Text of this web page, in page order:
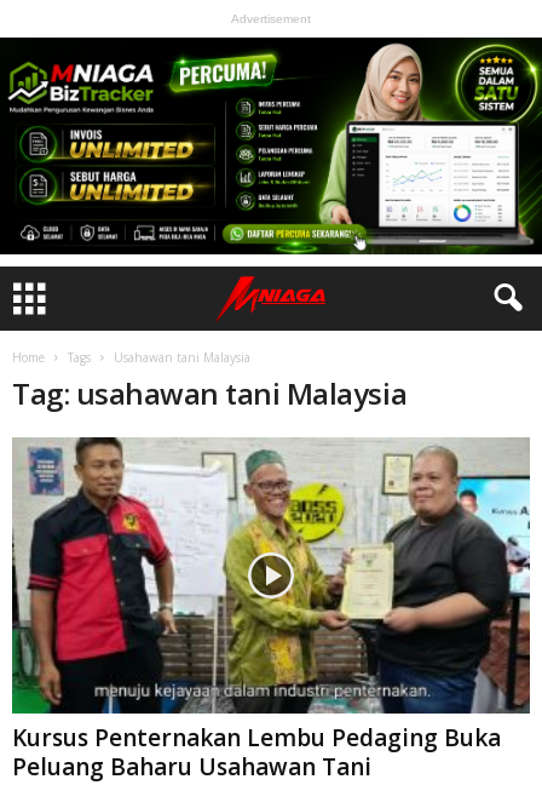
Advertisement
Home Tags Usahawan tani Malaysia
Tag: usahawan tani Malaysia
Kursus Penternakan Lembu Pedaging Buka
Peluang Baharu Usahawan Tani